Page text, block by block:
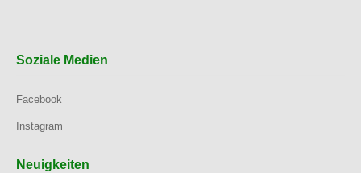
Soziale Medien
Facebook
Instagram
Neuigkeiten